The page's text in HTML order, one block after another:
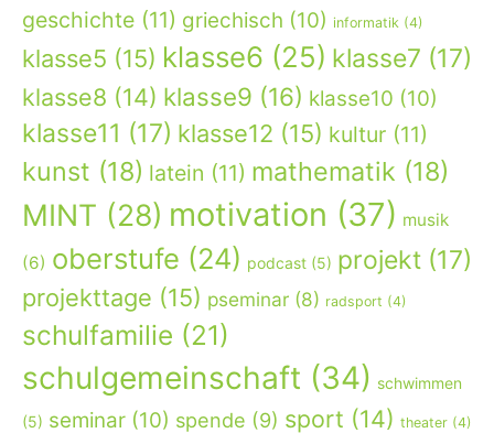
geschichte (11) griechisch (10) informatik (4)
klasse5 (15) klasse6 (25) klasse7 (17)
klasse8 (14) klasse9 (16) klasse10 (10)
klasse11 (17) klasse12 (15) kultur (11)
kunst (18) latein (11) mathematik (18)
MINT (28) motivation (37) musik
(6) oberstufe (24) podcast (5) projekt (17)
projekttage (15) pseminar (8) radsport (4)
schulfamilie (21)
schulgemeinschaft (34) schwimmen
(5) seminar (10) spende (9) sport (14) theater (4)